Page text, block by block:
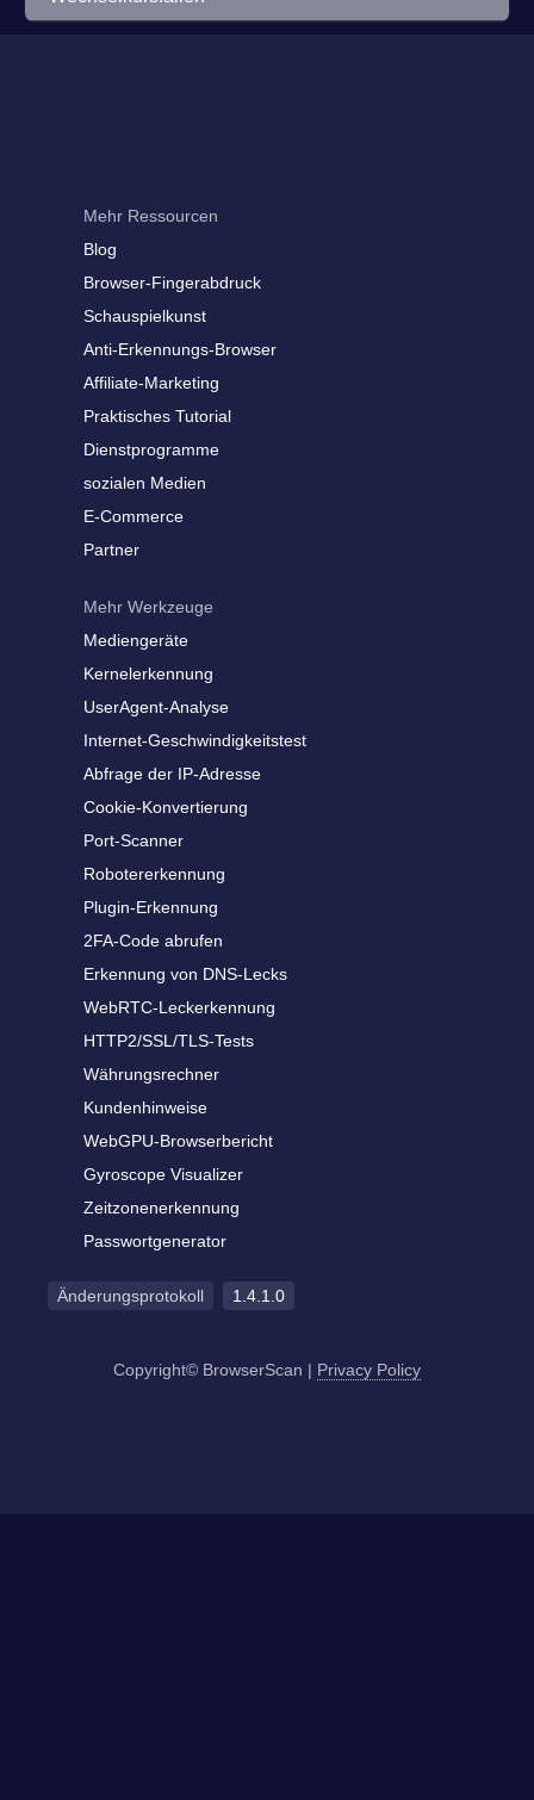
Mehr Ressourcen
Blog
Browser-Fingerabdruck
Schauspielkunst
Anti-Erkennungs-Browser
Affiliate-Marketing
Praktisches Tutorial
Dienstprogramme
sozialen Medien
E-Commerce
Partner
Mehr Werkzeuge
Mediengeräte
Kernelerkennung
UserAgent-Analyse
Internet-Geschwindigkeitstest
Abfrage der IP-Adresse
Cookie-Konvertierung
Port-Scanner
Robotererkennung
Plugin-Erkennung
2FA-Code abrufen
Erkennung von DNS-Lecks
WebRTC-Leckerkennung
HTTP2/SSL/TLS-Tests
Währungsrechner
Kundenhinweise
WebGPU-Browserbericht
Gyroscope Visualizer
Zeitzonenerkennung
Passwortgenerator
Änderungsprotokoll 1.4.1.0
Copyright© BrowserScan | Privacy Policy